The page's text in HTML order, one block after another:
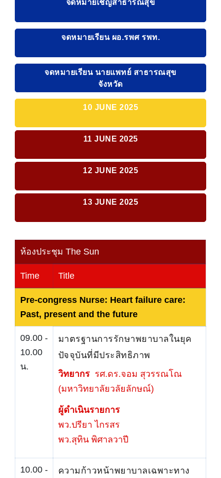
จดหมายเชิญสาธารณสุข
จดหมายเรียน ผอ.รพศ รพท.
จดหมายเรียน นายแพทย์ สาธารณสุข
จังหวัด
10 JUNE 2025
11 JUNE 2025
12 JUNE 2025
13 JUNE 2025
ห้องประชุม The Sun
Time Title
Pre-congress Nurse: Heart failure care:
Past, present and the future
09.00 -
10.00
น.
มาตรฐานการรักษาพยาบาลในยุค
ปัจจุบันที่มีประสิทธิภาพ
วิทยากร รศ.ดร.จอม สุวรรณโณ
(มหาวิทยาลัยวลัยลักษณ์)
ผู้ดำเนินรายการ
พว.ปรียา ไกรสร
พว.สุทิน พิศาลวาปี
10.00 -
ความก้าวหน้าพยาบาลเฉพาะทาง